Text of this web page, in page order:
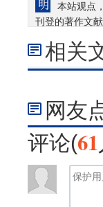
本站观点
刊登的著作文
相关
网友
评论(61